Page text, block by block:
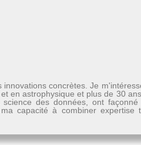
concrètes. Je
en astrophysique et plus de 30
des données, ont
capacité à combiner expertise